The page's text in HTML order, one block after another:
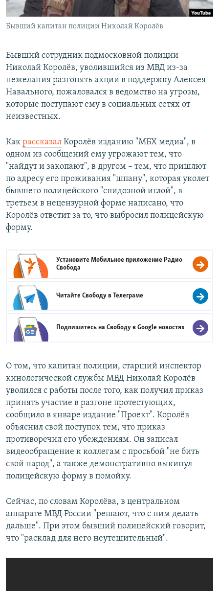
Все сайты РСЕ/РС
Бывший капитан полиции Николай Королёв
Бывший сотрудник подмосковной полиции
Николай Королёв, уволившийся из МВД из-за
нежелания разгонять акции в поддержку Алексея
Навального, пожаловался в ведомство на угрозы,
которые поступают ему в социальных сетях от
неизвестных.
Как рассказал Королёв изданию "МБХ медиа", в
одном из сообщений ему угрожают тем, что
"найдут и закопают", в другом – тем, что пришлют
по адресу его проживания "шпану", которая уколет
бывшего полицейского "спидозной иглой", в
третьем в нецензурной форме написано, что
Королёв ответит за то, что выбросил полицейскую
форму.
Установите Мобильное приложение Радио
Свобода
Читайте Свободу вТелеграме
Подпишитесь на Свободу вGoogle новостях
О том, что капитан полиции, старший инспектор
кинологической службы МВД Николай Королёв
уволился с работы после того, как получил приказ
принять участие в разгоне протестующих,
сообщило в январе издание "Проект". Королёв
объяснил свой поступок тем, что приказ
противоречил его убеждениям. Он записал
видеообращение к коллегам с просьбой "не бить
свой народ", а также демонстративно выкинул
полицейскую форму в помойку.
Сейчас, по словам Королёва, в центральном
аппарате МВД России "решают, что с ним делать
дальше". При этом бывший полицейский говорит,
что "расклад для него неутешительный".